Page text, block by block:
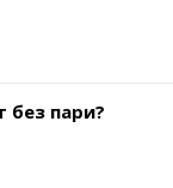
пари?